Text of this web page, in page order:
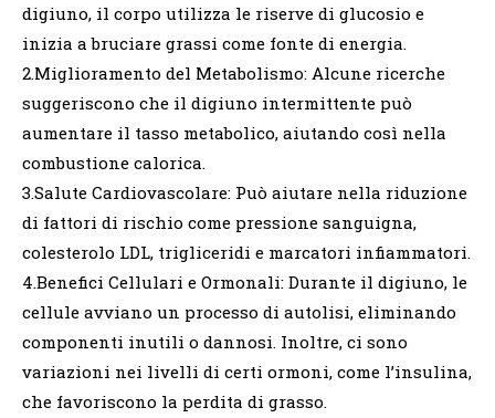
digiuno, il corpo utilizza le riserve di glucosio e
inizia a bruciare grassi come fonte di energia.
2.Miglioramento del Metabolismo: Alcune ricerche
suggeriscono che il digiuno intermittente può
aumentare il tasso metabolico, aiutando così nella
combustione calorica.
3.Salute Cardiovascolare: Può aiutare nella riduzione
di fattori di rischio come pressione sanguigna,
colesterolo LDL, trigliceridi e marcatori infiammatori.
4.Benefici Cellulari e Ormonali: Durante il digiuno, le
cellule avviano un processo di autolisi, eliminando
componenti inutili o dannosi. Inoltre, ci sono
variazioni nei livelli di certi ormoni, come l’insulina,
che favoriscono la perdita di grasso.